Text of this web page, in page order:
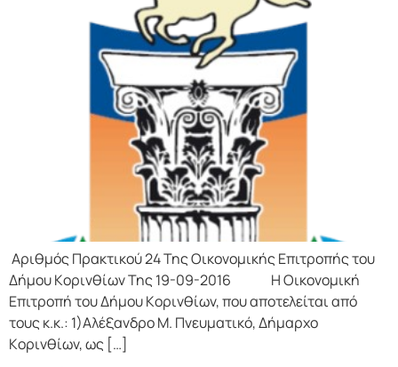
Αριθμός Πρακτικού 24 Της Οικονομικής Επιτρoπής τoυ
Δήμoυ Κoριvθίωv Της 19-09-2016 Η Οικονομική
Επιτρoπή τoυ Δήμoυ Κoριvθίωv, πoυ απoτελείται από
τoυς κ.κ.: 1)Αλέξανδρο Μ. Πνευματικό, Δήμαρχo
Κoριvθίωv, ως […]